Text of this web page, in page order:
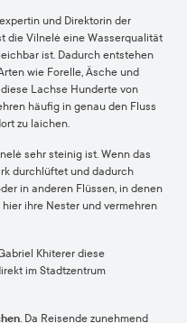
und Direktorin der
die Vilnelė eine Wasserqualität
ist. Dadurch entstehen
wie Forelle, Äsche und
Lachse Hunderte von
häufig in genau den Fluss
zu laichen.
sehr steinig ist. Wenn das
durchlüftet und dadurch
in anderen Flüssen, in denen
ihre Nester und vermehren
Khiterer diese
im Stadtzentrum
. Da Reisende zunehmend